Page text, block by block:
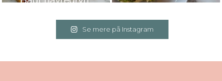
Se mere på Instagram